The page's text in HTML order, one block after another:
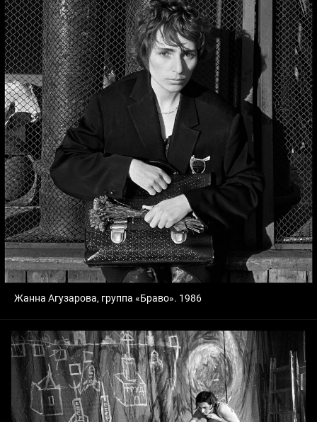
Жанна Агузарова, группа «Браво». 1986